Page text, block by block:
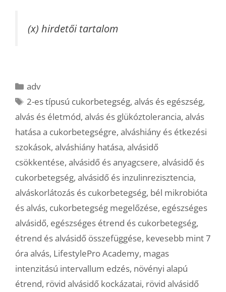
(x) hirdetői tartalom
Kategória
adv
Címkék
2-es típusú cukorbetegség,alvás és egészség,
alvás és életmód, alvás és glükóztolerancia, alvás
hatása a cukorbetegségre, alváshiány és étkezési
szokások, alváshiány hatása, alvásidő
csökkentése, alvásidő és anyagcsere, alvásidő és
cukorbetegség, alvásidő és inzulinrezisztencia,
alváskorlátozás és cukorbetegség, bél mikrobióta
és alvás, cukorbetegség megelőzése, egészséges
alvásidő, egészséges étrend és cukorbetegség,
étrend és alvásidő összefüggése, kevesebb mint 7
óra alvás, LifestylePro Academy, magas
intenzitású intervallum edzés, növényi alapú
étrend, rövid alvásidő kockázatai, rövid alvásidő